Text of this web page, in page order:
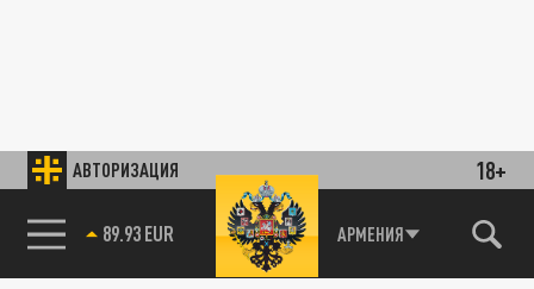
АВТОРИЗАЦИЯ 18+
89.93 EUR АРМЕНИЯ